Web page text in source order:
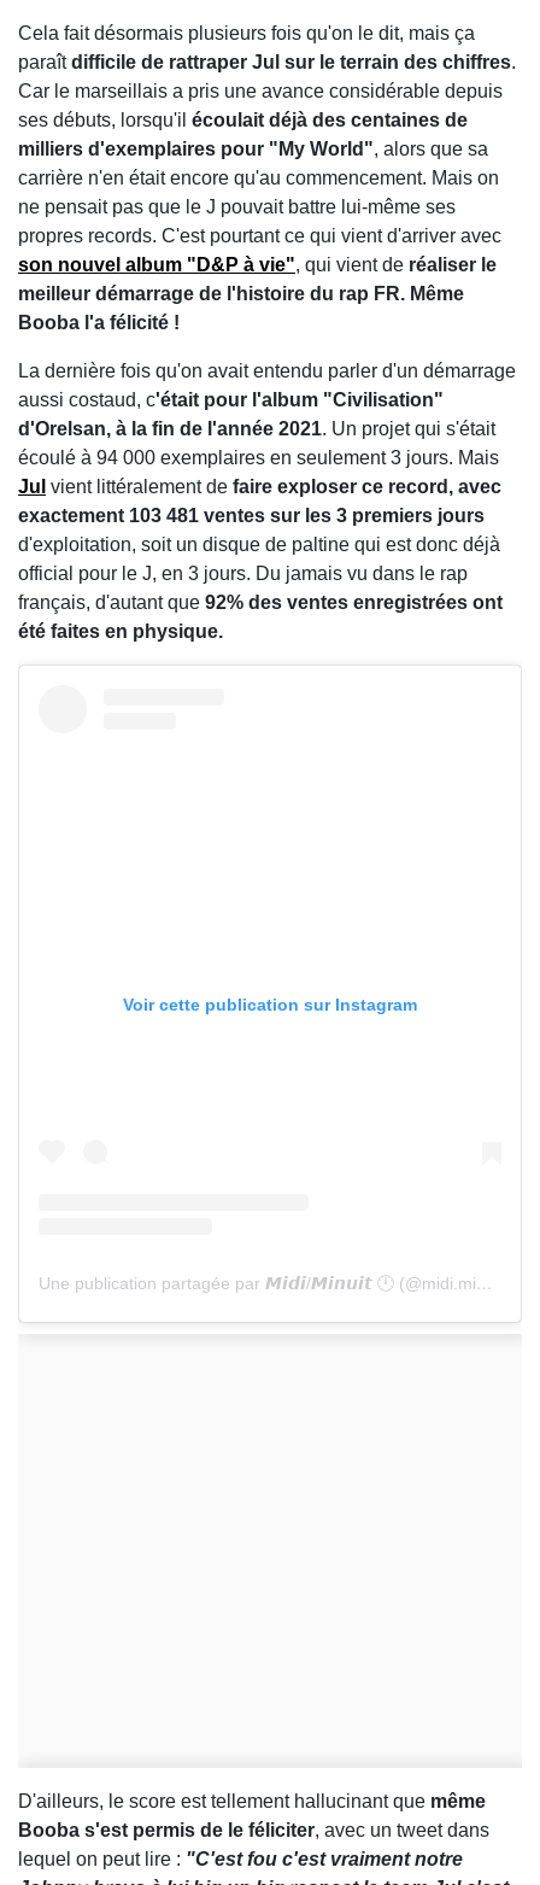
Cela fait désormais plusieurs fois qu'on le dit, mais ça
paraîtdifficile de rattraper Jul sur le terrain des chiffres.
Car le marseillais a pris une avance considérable depuis
ses débuts, lorsqu'il écoulait déjà des centaines de
milliers d'exemplaires pour "My World", alors que sa
carrière n'en était encore qu'au commencement. Mais on
ne pensait pas que le J pouvait battre lui-même ses
propres records. C'est pourtant ce qui vient d'arriver avec
son nouvel album "D&P à vie", qui vient de réaliser le
meilleur démarrage de l'histoire du rap FR. Même
Booba l'a félicité !
La dernière fois qu'on avait entendu parler d'un démarrage
aussi costaud, c'était pour l'album "Civilisation"
d'Orelsan, à la fin de l'année 2021. Un projet qui s'était
écoulé à 94 000 exemplaires en seulement 3 jours. Mais
Jul vient littéralement de faire exploser ce record, avec
exactement 103 481 ventes sur les 3 premiers jours
d'exploitation, soit un disque de paltine qui est donc déjà
official pour le J, en 3 jours. Du jamais vu dans le rap
français, d'autant que 92% des ventes enregistrées ont
été faites en physique.
Voir cette publication sur Instagram
Une publication partagée par 𝙈𝙞𝙙𝙞/𝙈𝙞𝙣𝙪𝙞𝙩 🕛 (@midi.minuit)
D'ailleurs, le score est tellement hallucinant que même
Booba s'est permis de le féliciter, avec un tweet dans
lequel on peut lire : "C'est fou c'est vraiment notre